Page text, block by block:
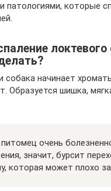
патологиями, которые
локтевого
собака начинает
Образуется шишка,
очень
значит, бурсит
которая может плохо